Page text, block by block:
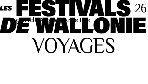
AgendaProjetsArtistes